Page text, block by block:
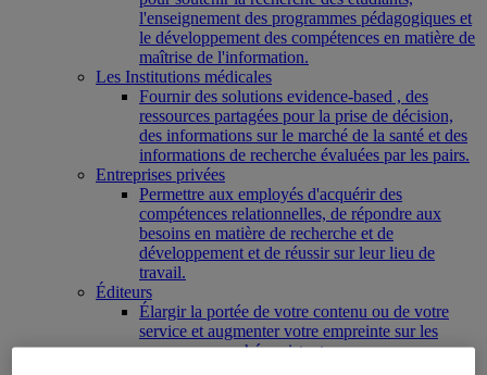
l'enseignement des programmes pédagogiques et
le développement des compétences en matière de
maîtrise de l'information.
Les Institutions médicales
Fournir des solutions evidence-based , des
ressources partagées pour la prise de décision,
des informations sur le marché de la santé et des
informations de recherche évaluées par les pairs.
Entreprises privées
Permettre aux employés d'acquérir des
compétences relationnelles, de répondre aux
besoins en matière de recherche et de
développement et de réussir sur leur lieu de
travail.
Éditeurs
Élargir la portée de votre contenu ou de votre
service et augmenter votre empreinte sur les
nouveaux marchés existants.